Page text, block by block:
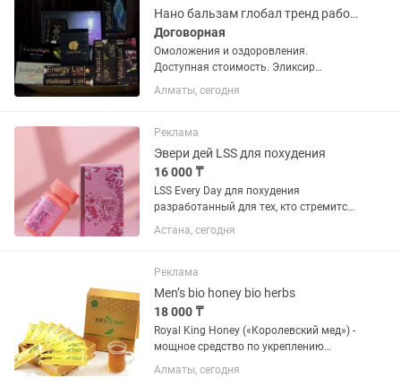
Нано бальзам глобал тренд работа
Договорная
Омоложения и оздоровления.
Доступная стоимость. Эликсир
молодости и долголетия.
Алматы, сегодня
Реклама
Эвери дей LSS для похудения
16 000 ₸
LSS Every Day для похудения
разработанный для тех, кто стремится
к стройной и подтянутой фигуре.
Уникальная формула, обогащенная
корраллумы, ананаса и гуараны,...
Астана, сегодня
Реклама
Men’s bio honey bio herbs
18 000 ₸
Royal King Honey («Королевский мед») -
мощное средство по укреплению
мужского здоровья из меда и
экзотических трав. Полезные свойства:
Алматы, сегодня